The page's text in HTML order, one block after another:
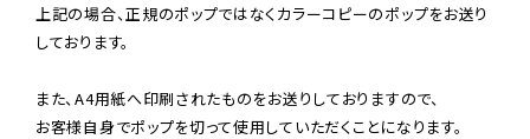
上記の場合、正規のポップではなくカラーコピーのポップをお送り
しております。
また、A4用紙へ印刷されたものをお送りしておりますので、
お客様自身でポップを切って使用していただくことになります。